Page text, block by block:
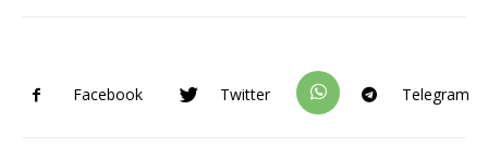
Facebook Twitter Telegram